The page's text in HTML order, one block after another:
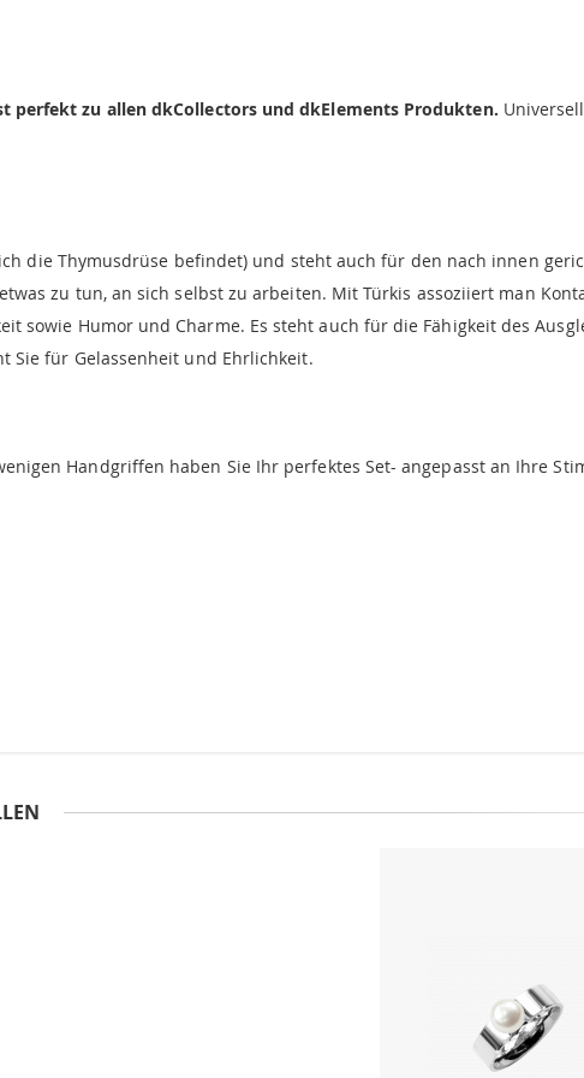
perfekt zu allen dkCollectors und dkElements Produkten.
die Thymusdrüse befindet) und steht auch für den nach innen
zu tun, an sich selbst zu arbeiten. Mit Türkis assoziiert man
sowie Humor und Charme. Es steht auch für die Fähigkeit des
Sie für Gelassenheit und Ehrlichkeit.
Handgriffen haben Sie Ihr perfektes Set- angepasst an Ihre